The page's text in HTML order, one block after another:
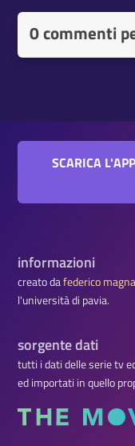
0 commenti
SCARICA
informazioni
creato dafederico
l'università di pavia.
sorgente dati
tutti i dati delle serie tv
ed importati in quello